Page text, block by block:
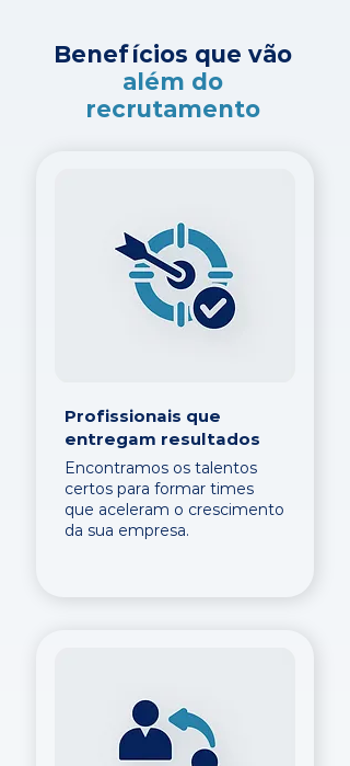
Benefícios que vão
além do
recrutamento
Profissionais que
entregam resultados
Encontramos os talentos
certos para formar times
que aceleram o crescimento
da sua empresa.